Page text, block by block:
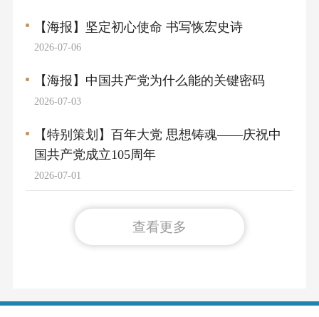
2026-07-06
【海报】坚定初心使命 书写恢宏史诗
2026-07-03
【海报】中国共产党为什么能的关键密码
2026-07-01
【特别策划】百年大党 思想铸魂——庆祝中
国共产党成立105周年
查看更多